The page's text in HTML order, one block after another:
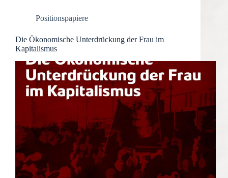
Positionspapiere
Die Ökonomische Unterdrückung der Frau im
Kapitalismus